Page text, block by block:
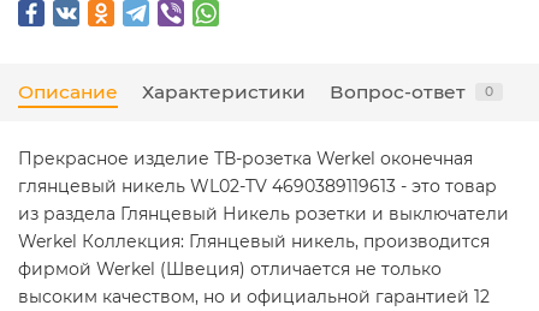
Описание Характеристики Вопрос-ответ 0
Прекрасное изделие ТВ-розетка Werkel оконечная
глянцевый никель WL02-TV 4690389119613 - это товар
из раздела Глянцевый Никель розетки и выключатели
Werkel Коллекция: Глянцевый никель, производится
фирмой Werkel (Швеция) отличается не только
высоким качеством, но и официальной гарантией 12